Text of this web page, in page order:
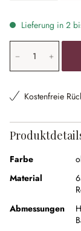
Lieferung in 2
Produkt
Kostenfreie
Farbe
Material
Abmessungen